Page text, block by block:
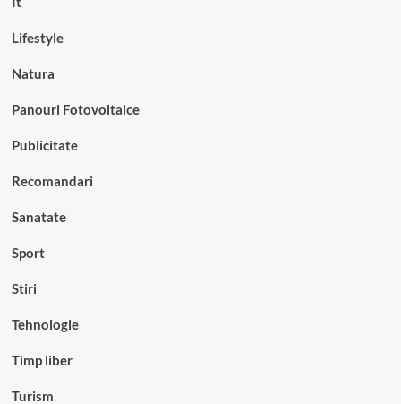
Lifestyle
Natura
Panouri Fotovoltaice
Publicitate
Recomandari
Sanatate
Sport
Stiri
Tehnologie
Timp liber
Turism